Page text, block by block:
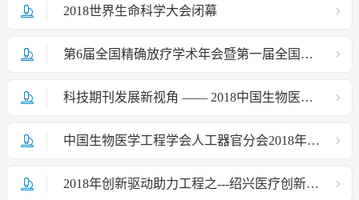
2018世界生命科学大会闭幕
第6届全国精确放疗学术年会暨第一届全国头颈肿瘤学术会议第一轮通知
科技期刊发展新视角 —— 2018中国生物医学工程联合学术年会期刊发展论坛成功举办
中国生物医学工程学会人工器官分会2018年学术年会通知
2018年创新驱动助力工程之---绍兴医疗创新与产业发展高峰论坛活动成功举办